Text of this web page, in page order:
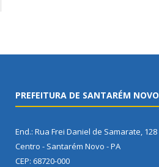
PREFEITURA DE SANTARÉM NOVO
End.: Rua Frei Daniel de Samarate, 128
Centro - Santarém Novo - PA
CEP: 68720-000